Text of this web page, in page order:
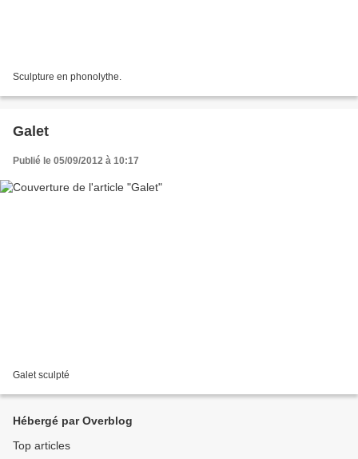
Sculpture en phonolythe.
Galet
Publié le 05/09/2012 à 10:17
Galet sculpté
Hébergé par Overblog
Top articles